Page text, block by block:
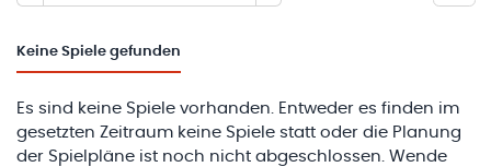
Keine Spiele gefunden
Es sind keine Spiele vorhanden. Entweder es finden im
gesetzten Zeitraum keine Spiele statt oder die Planung
der Spielpläne ist noch nicht abgeschlossen. Wende